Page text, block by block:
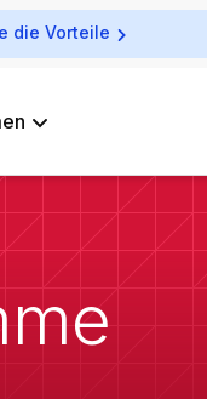
die Vorteile